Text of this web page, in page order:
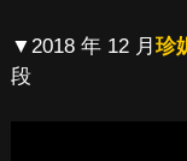
▼2018 年 12 月 珍
段